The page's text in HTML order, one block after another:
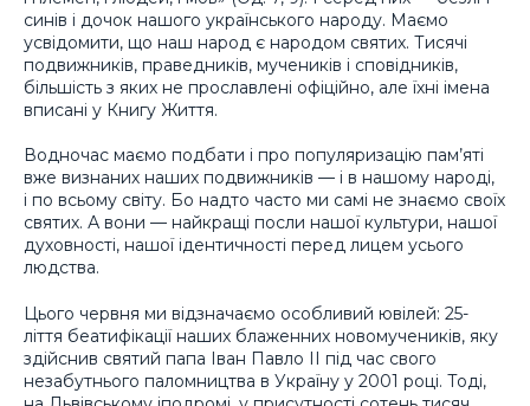
синів і дочок нашого українського народу. Маємо
усвідомити, що наш народ є народом святих. Тисячі
подвижників, праведників, мучеників і сповідників,
більшість з яких не прославлені офіційно, але їхні імена
вписані у Книгу Життя.
Водночас маємо подбати і про популяризацію пам’яті
вже визнаних наших подвижників — і в нашому народі,
і по всьому світу. Бо надто часто ми самі не знаємо своїх
святих. А вони — найкращі посли нашої культури, нашої
духовності, нашої ідентичності перед лицем усього
людства.
Цього червня ми відзначаємо особливий ювілей: 25-
ліття беатифікації наших блаженних новомучеників, яку
здійснив святий папа Іван Павло II під час свого
незабутнього паломництва в Україну у 2001 році. Тоді,